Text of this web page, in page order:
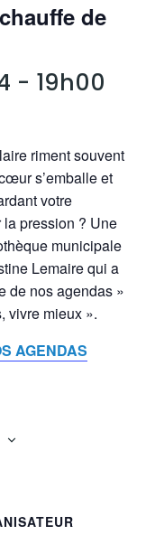
de
- 19h00
riment souvent
s’emballe et
votre
pression ? Une
municipale
Lemaire qui a
de nos agendas »
vivre mieux ».
AGENDAS